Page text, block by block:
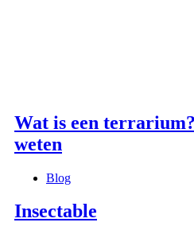
Wat is een
weten
Blog
Insectable